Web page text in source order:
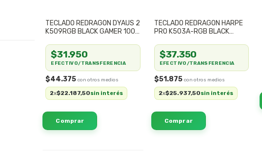
TECLADO REDRAGON DYAUS 2
K509RGB BLACK GAMER 100%
$44.375
2x$22.187,50sin interés
$31.950
EFECTIVO/TRANSFERENCIA
TECLADO REDRAGON HARPE
PRO K503A-RGB BLACK
$51.875
2x$25.937,50sin interés
$37.350
EFECTIVO/TRANSFERENCIA